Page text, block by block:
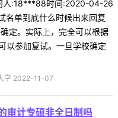
人:18***88时间:2020-04-26
名单到底什么时候出来回复
定。实际上，完全可以根据
以参加复试。一旦学校确定
学 2022-11-07
审计专硕非全日制吗